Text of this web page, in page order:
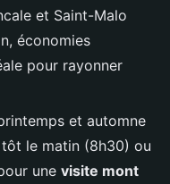
et Saint-Malo
économies
pour rayonner
et automne
le matin (8h30) ou
une visite mont